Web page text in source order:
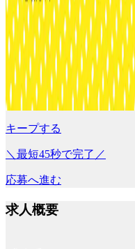
キープする
＼最短45秒で完了／
応募へ進む
求人概要